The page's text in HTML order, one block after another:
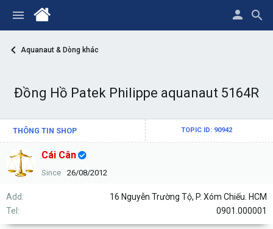
Aquanaut & Dòng khác
Đồng Hồ Patek Philippe aquanaut 5164R
THÔNG TIN SHOP TOPIC ID: 90942
Cái Cân
Since 26/08/2012
Add
16 Nguyễn Trường Tộ, P. Xóm Chiếu. HCM
Tel
0901.000001